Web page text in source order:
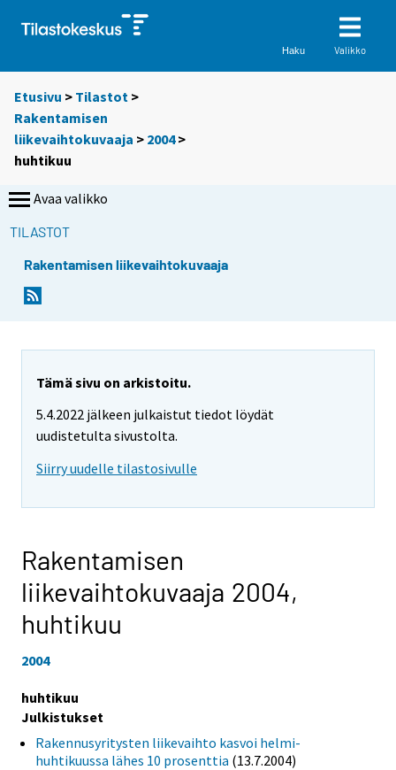
Haku Valikko
Etusivu > Tilastot >
Rakentamisen
liikevaihtokuvaaja > 2004>
huhtikuu
Avaa valikko
TILASTOT
Rakentamisen liikevaihtokuvaaja
Tämä sivu on arkistoitu.
5.4.2022 jälkeen julkaistut tiedot löydät
uudistetulta sivustolta.
Siirry uudelle tilastosivulle
Rakentamisen
liikevaihtokuvaaja 2004,
huhtikuu
2004
huhtikuu
Julkistukset
Rakennusyritysten liikevaihto kasvoi helmi-
huhtikuussa lähes 10 prosenttia (13.7.2004)